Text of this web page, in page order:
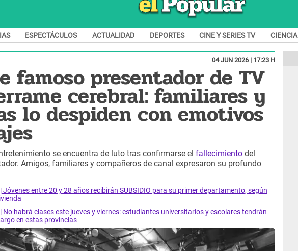
ESPECTÁCULOS ACTUALIDAD DEPORTES CINE Y SERIES TV CIENCIA
04 JUN 2026 | 17:23 H
famoso presentador de TV
cerebral: familiares y
lo despiden con emotivos
se encuentra de luto tras confirmarse el fallecimiento del
Amigos, familiares y compañeros de canal expresaron su profundo
Jóvenes entre 20 y 28 años recibirán SUBSIDIO para su primer departamento, según
No habrá clases este jueves y viernes: estudiantes universitarios y escolares tendrán
en estas provincias